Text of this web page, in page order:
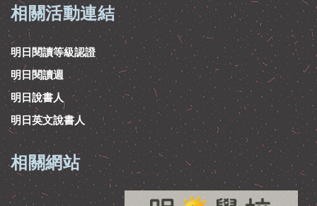
相關活動連結
明日閱讀等級認證
明日閱讀週
明日說書人
明日英文說書人
相關網站